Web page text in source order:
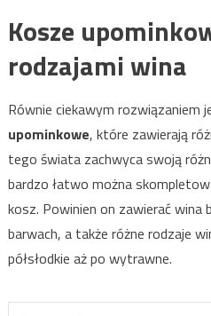
Kosze
rodzajami wina
Równie ciekawym rozwiązaniem
upominkowe, które zawierają
tego świata zachwyca swoją
bardzo łatwo można
kosz. Powinien on zawierać wina
barwach, a także różne rodzaje
półsłodkie aż po wytrawne.